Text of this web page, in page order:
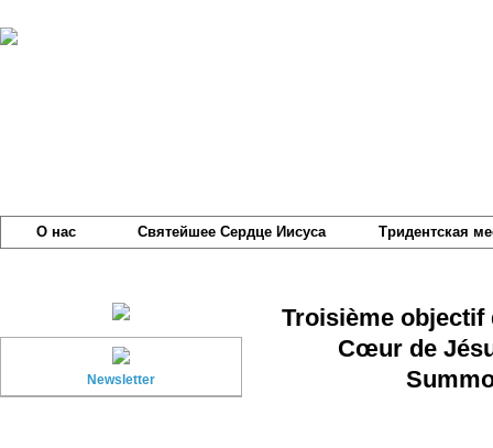
О нас Святейшее Сердце Иисуса Тридентская
Newsletter
Troisième objectif
Cœur de